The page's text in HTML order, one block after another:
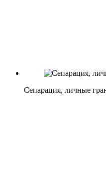
Сепарация, личные